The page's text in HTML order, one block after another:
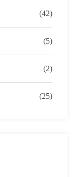
(42)
(5)
(2)
(25)